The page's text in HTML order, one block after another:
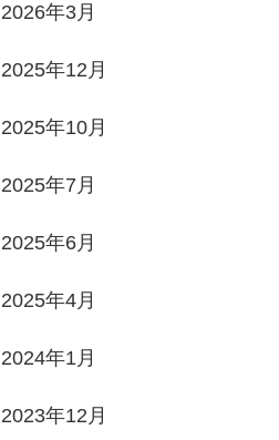
2026年3月
2025年12月
2025年10月
2025年7月
2025年6月
2025年4月
2024年1月
2023年12月